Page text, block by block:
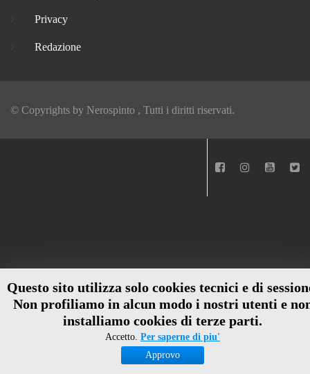
Questo sito utilizza solo cookies tecnici e di
Non profiliamo in alcun modo i nostri utenti e
installiamo cookies di terze parti.
Accetto. Per saperne di piu'
Approvo
Privacy
Redazione
© Copyrights by Nerospinto , Tutti i diritti riservati.